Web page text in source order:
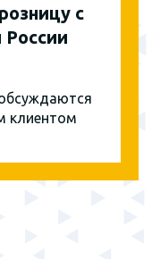
с
России
клиентом